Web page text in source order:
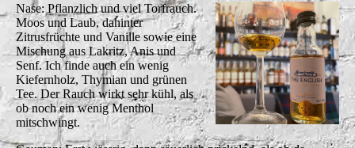
Nase: Pflanzlich und viel Torfrauch.
Moos und Laub, dahinter
Zitrusfrüchte und Vanille sowie eine
Mischung aus Lakritz, Anis und
Senf. Ich finde auch ein wenig
Kiefernholz, Thymian und grünen
Tee. Der Rauch wirkt sehr kühl, als
ob noch ein wenig Menthol
mitschwingt.